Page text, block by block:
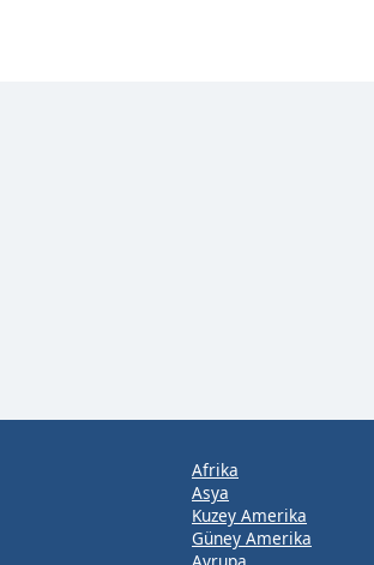
Afrika
Asya
Kuzey Amerika
Güney Amerika
Avrupa